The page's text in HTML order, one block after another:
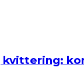
kvittering: